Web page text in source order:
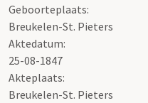
Geboorteplaats:
Breukelen-St. Pieters
Aktedatum:
25-08-1847
Akteplaats:
Breukelen-St. Pieters